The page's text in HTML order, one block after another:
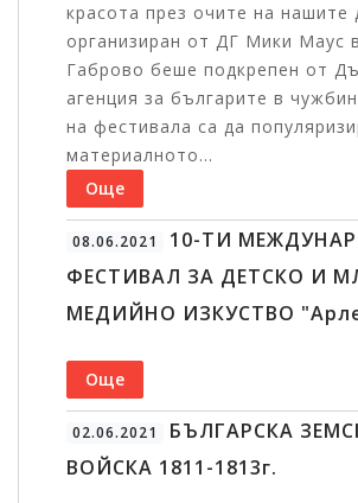
красота през очите на нашите
организиран от ДГ Мики Маус
Габрово беше подкрепен от
агенция за българите в
на фестивала са да
материалното...
Още
08.06.2021
10-ТИ
ФЕСТИВАЛ ЗА ДЕТСКО И
МЕДИЙНО ИЗКУСТВО
Още
02.06.2021
БЪЛГАРСКА
ВОЙСКА 1811-1813г.